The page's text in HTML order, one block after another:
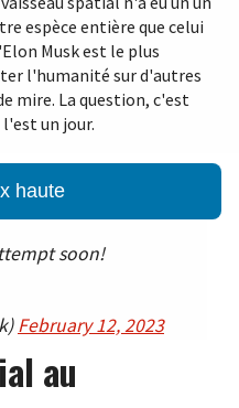
espèce entière que celui
Musk est le plus
l'humanité sur d'autres
mire. La question, c'est
un jour.
haute
soon!
February 12, 2023
au